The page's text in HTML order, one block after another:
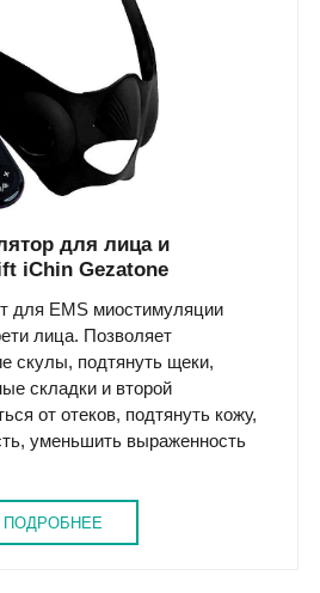
для лица и
iChin Gezatone
для EMS миостимуляции
лица. Позволяет
скулы, подтянуть щеки,
складки и второй
от отеков, подтянуть кожу,
уменьшить выраженность
ПОДРОБНЕЕ